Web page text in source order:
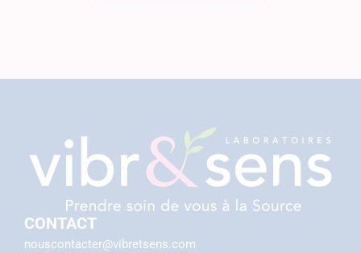
CONTACT
nouscontacter@vibretsens.com